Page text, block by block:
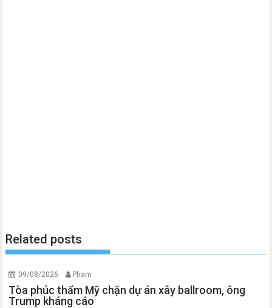
Related posts
09/08/2026 Pham
Tòa phúc thẩm Mỹ chặn dự án xây ballroom, ông
Trump kháng cáo